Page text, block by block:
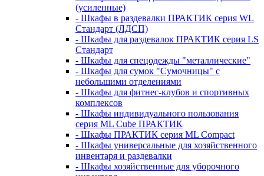
(усиленные)
- Шкафы в раздевалки ПРАКТИК серия WL
Стандарт (ЛДСП)
- Шкафы для раздевалок ПРАКТИК серия LS
Стандарт
- Шкафы для спецодежды "металлические"
- Шкафы для сумок "Сумочницы" с
небольшими отделениями
- Шкафы для фитнес-клубов и спортивных
комплексов
- Шкафы индивидуального пользования
серия ML Cube ПРАКТИК
- Шкафы ПРАКТИК серия ML Compact
- Шкафы универсальные для хозяйственного
инвентаря и раздевалки
- Шкафы хозяйственные для уборочного